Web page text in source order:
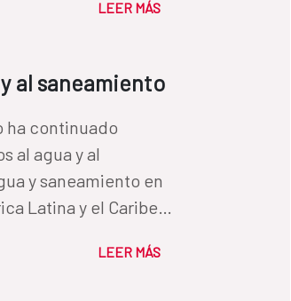
LEER MÁS
al saneamiento
ha continuado
al agua y al
y saneamiento en
Latina y el Caribe y
LEER MÁS